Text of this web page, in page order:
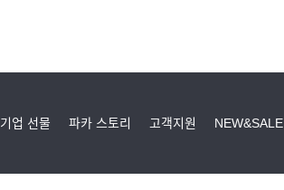
기업 선물 파카 스토리 고객지원 NEW&SALE